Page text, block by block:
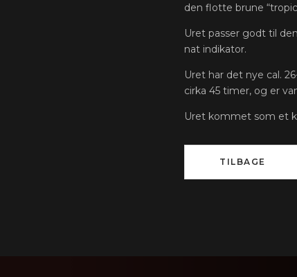
den flotte brune
Uret passer godt til
nat indikator.
Uret har det nye cal.
cirka 45 timer, og er
Uret kommet som et
TILBAGE